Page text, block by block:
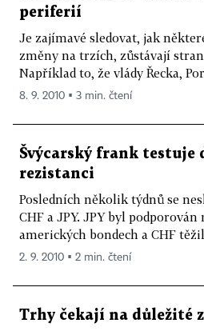
periferií
Je zajímavé sledovat, jak
změny na trzích, zůstávají
Například to, že vlády Řecka,
8. 9. 2010 ▪ 3 min. čtení
Švýcarský frank testuje
rezistanci
Posledních několik týdnů se
CHF a JPY. JPY byl
amerických bondech a CHF
2. 9. 2010 ▪ 2 min. čtení
Trhy čekají na důležité